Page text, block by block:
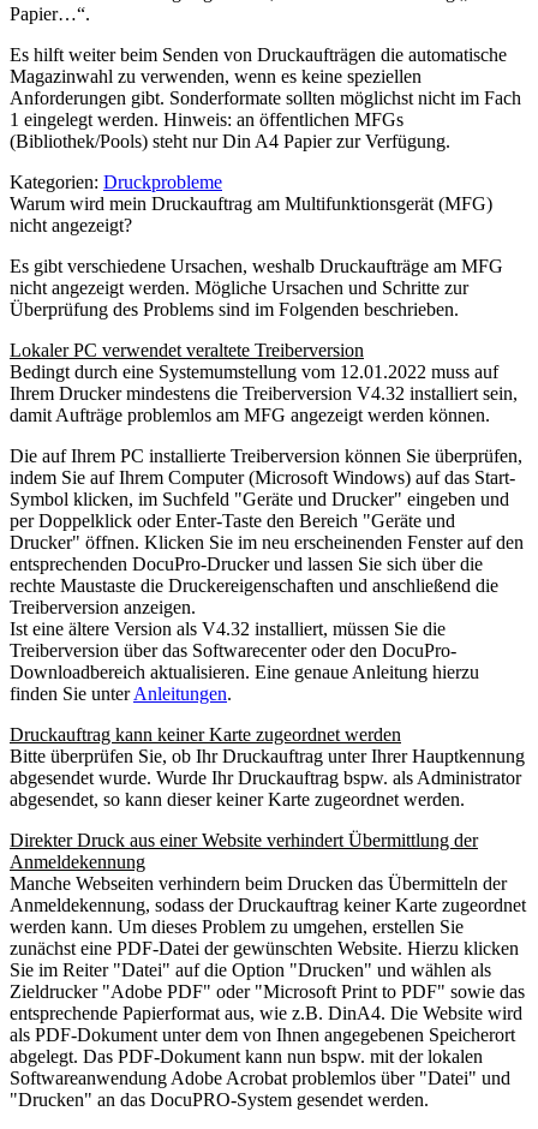
Papier…“.
Es hilft weiter beim Senden von Druckaufträgen die automatische
Magazinwahl zu verwenden, wenn es keine speziellen
Anforderungen gibt. Sonderformate sollten möglichst nicht im Fach
1 eingelegt werden. Hinweis: an öffentlichen MFGs
(Bibliothek/Pools) steht nur Din A4 Papier zur Verfügung.
Kategorien: Druckprobleme
Warum wird mein Druckauftrag am Multifunktionsgerät (MFG)
nicht angezeigt?
Es gibt verschiedene Ursachen, weshalb Druckaufträge am MFG
nicht angezeigt werden. Mögliche Ursachen und Schritte zur
Überprüfung des Problems sind im Folgenden beschrieben.
Lokaler PC verwendet veraltete Treiberversion
Bedingt durch eine Systemumstellung vom 12.01.2022 muss auf
Ihrem Drucker mindestens die Treiberversion V4.32 installiert sein,
damit Aufträge problemlos am MFG angezeigt werden können.
Die auf Ihrem PC installierte Treiberversion können Sie überprüfen,
indem Sie auf Ihrem Computer (Microsoft Windows) auf das Start-
Symbol klicken, im Suchfeld "Geräte und Drucker" eingeben und
per Doppelklick oder Enter-Taste den Bereich "Geräte und
Drucker" öffnen. Klicken Sie im neu erscheinenden Fenster auf den
entsprechenden DocuPro-Drucker und lassen Sie sich über die
rechte Maustaste die Druckereigenschaften und anschließend die
Treiberversion anzeigen.
Ist eine ältere Version als V4.32 installiert, müssen Sie die
Treiberversion über das Softwarecenter oder den DocuPro-
Downloadbereich aktualisieren. Eine genaue Anleitung hierzu
finden Sie unterAnleitungen.
Druckauftrag kann keiner Karte zugeordnet werden
Bitte überprüfen Sie, ob Ihr Druckauftrag unter Ihrer Hauptkennung
abgesendet wurde. Wurde Ihr Druckauftrag bspw. als Administrator
abgesendet, so kann dieser keiner Karte zugeordnet werden.
Direkter Druck aus einer Website verhindert Übermittlung der
Anmeldekennung
Manche Webseiten verhindern beim Drucken das Übermitteln der
Anmeldekennung, sodass der Druckauftrag keiner Karte zugeordnet
werden kann. Um dieses Problem zu umgehen, erstellen Sie
zunächst eine PDF-Datei der gewünschten Website. Hierzu klicken
Sie im Reiter "Datei" auf die Option "Drucken" und wählen als
Zieldrucker "Adobe PDF" oder "Microsoft Print to PDF" sowie das
entsprechende Papierformat aus, wie z.B. DinA4. Die Website wird
als PDF-Dokument unter dem von Ihnen angegebenen Speicherort
abgelegt. Das PDF-Dokument kann nun bspw. mit der lokalen
Softwareanwendung Adobe Acrobat problemlos über "Datei" und
"Drucken" an das DocuPRO-System gesendet werden.